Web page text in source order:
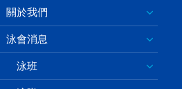
關於我們
泳會消息
泳班